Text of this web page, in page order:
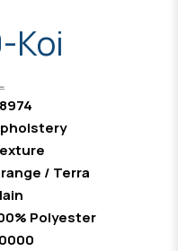
Koi
/ Terra
Polyester